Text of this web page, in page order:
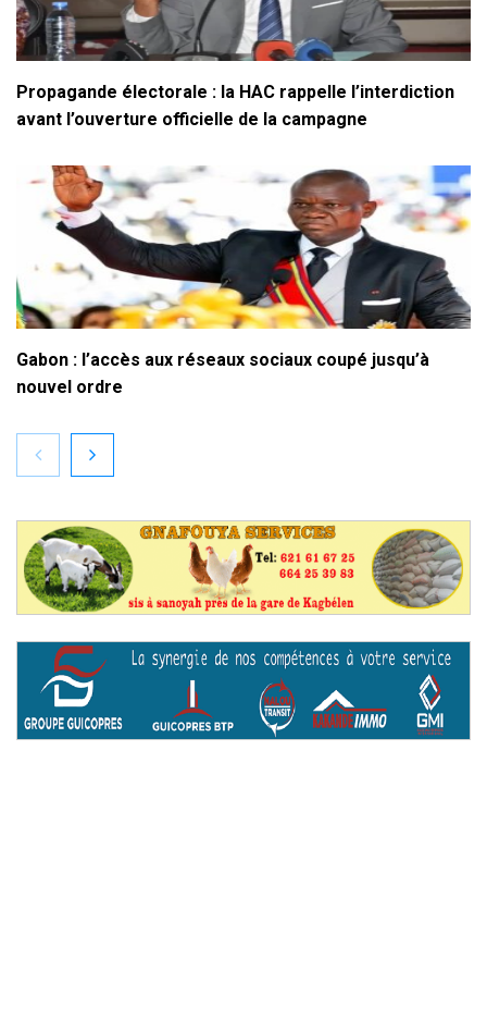
Propagande électorale : la HAC rappelle l’interdiction
avant l’ouverture officielle de la campagne
Gabon : l’accès aux réseaux sociaux coupé jusqu’à
nouvel ordre